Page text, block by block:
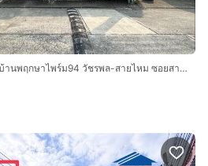
ทาวน์เฮ้าส์ 2 ชั้น 25.1 ตร.ว. หมู่บ้านพฤกษาไพร์ม94 วัชรพล-สายไหม ซอยสายไหม56 ถนนสายไหม เขตสายไหม กรุงเทพมหานคร